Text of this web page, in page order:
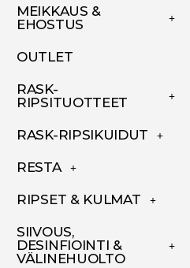
MEIKKAUS &
EHOSTUS
OUTLET
RASK-
RIPSITUOTTEET
RASK-RIPSIKUIDUT
RESTA
RIPSET & KULMAT
SIIVOUS,
DESINFIOINTI &
VÄLINEHUOLTO